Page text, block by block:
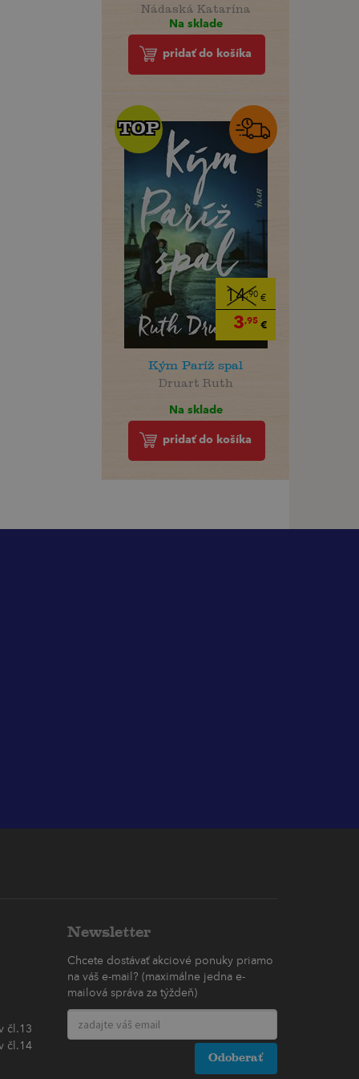
Nádaská Katarína
Na sklade
pridať do košíka
14,90 €
3,95 €
TOP
TOP
Kým Paríž spal
Druart Ruth
Na sklade
pridať do košíka
čl.13
čl.14
Newsletter
Chcete dostávať akciové ponuky priamo
na váš e-mail? (maximálne jedna e-
mailová správa za týždeň)
Odoberať